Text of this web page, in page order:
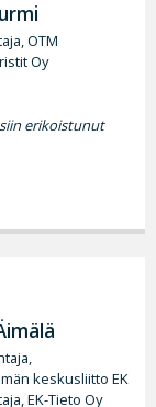
OTM
Oy
erikoistunut
keskusliitto EK
EK-Tieto Oy